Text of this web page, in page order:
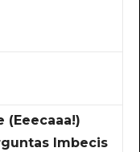
(Eeecaaa!)
Imbecis